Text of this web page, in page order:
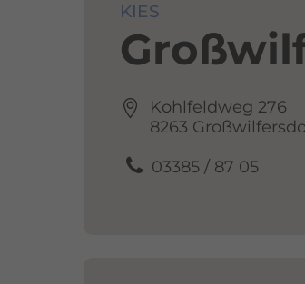
KIES
Kohlfeldweg 276
8263
03385 / 87 05